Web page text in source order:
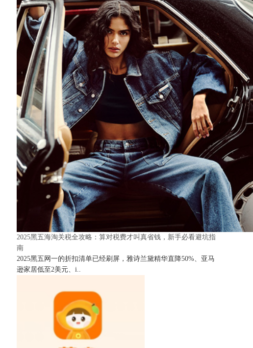
2025黑五海淘关税全攻略：算对税费才叫真省钱，新手必看避坑指
南
2025黑五网一的折扣清单已经刷屏，雅诗兰黛精华直降50%、亚马
逊家居低至2美元、i..